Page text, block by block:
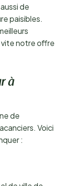
de
paisibles.
vite notre offre
à
de
Voici
: